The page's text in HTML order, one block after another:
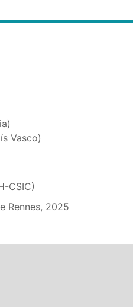
Vasco)
CSIC)
Rennes, 2025